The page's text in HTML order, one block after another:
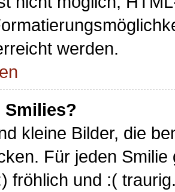
werden.
Smilies?
kleine Bilder, die
Für jeden
fröhlich und :(